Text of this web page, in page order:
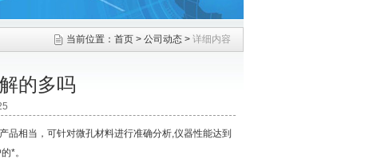
当前位置： 首页 > 公司动态 > 详细内容
的多吗
品相当，可针对微孔材料进行准确分析,仪器性能达到
*。